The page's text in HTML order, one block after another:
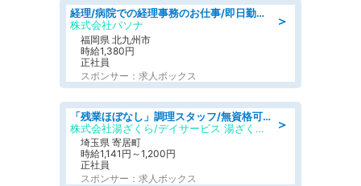
＞
経理/病院での経理事務のお仕事/即日勤務可/車通勤可/経理/一般事務
株式会社パソナ
福岡県 北九州市
時給1,380円
正社員
スポンサー：求人ボックス
＞
「残業ほぼなし」調理スタッフ/無資格可/正職員/日勤のみ/デイサービス/社会保障完備
株式会社湯ざくら/デイサービス 湯ざくらケアリゾート
埼玉県 寄居町
時給1,141円～1,200円
正社員
スポンサー：求人ボックス